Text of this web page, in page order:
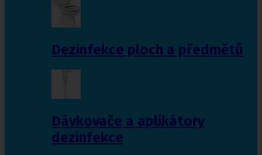
Dezinfekce ploch a předmětů
Dávkovače a aplikátory
dezinfekce